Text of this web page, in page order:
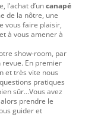
l’achat d’uncanapé
de la nôtre, une
vous faire plaisir,
à vous amener à
show-room, par
En premier
et très vite nous
pratiques
sûr…Vous avez
prendre le
guider et